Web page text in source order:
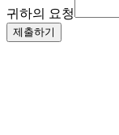
귀하의 요청
제출하기